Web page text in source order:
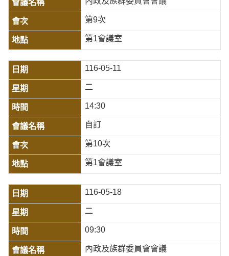
第9次
第1會議室
116-05-11
二
14:30
自訂
第10次
第1會議室
116-05-18
二
09:30
內政及族群委員會會議